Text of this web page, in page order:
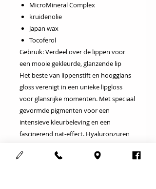
MicroMineral Complex
kruidenolie
Japan wax
Tocoferol
Gebruik: Verdeel over de lippen voor
een mooie gekleurde, glanzende lip
Het beste van lippenstift en hoogglans
gloss verenigt in een unieke lipgloss
voor glansrijke momenten. Met speciaal
gevormde pigmenten voor een
intensieve kleurbeleving en een
fascinerend nat-effect. Hyaluronzuren
lippen, geven volume en maken de